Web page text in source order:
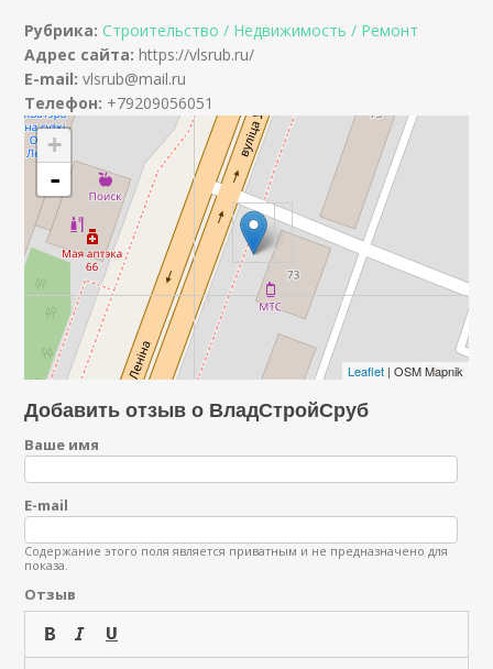
Рубрика: Строительство / Недвижимость / Ремонт
Адрес сайта: https://vlsrub.ru/
E-mail:vlsrub@mail.ru
Телефон: +79209056051
+
-
Leaflet| OSM Mapnik
Добавить отзыв о ВладСтройСруб
Ваше имя
E-mail
Содержание этого поля является приватным и не предназначено для
показа.
Отзыв